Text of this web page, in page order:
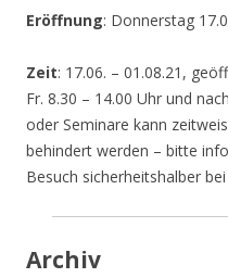
Eröffnung: Donnerstag
Zeit: 17.06. – 01.08.21,
Fr. 8.30 – 14.00 Uhr und
oder Seminare kann
behindert werden – bitte
Besuch sicherheitshalber
Archiv